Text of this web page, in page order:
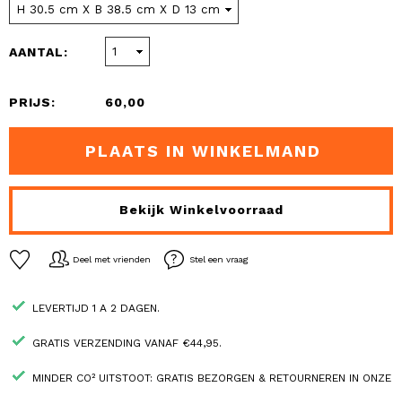
AANTAL:
PRIJS: 60,00
PLAATS IN WINKELMAND
Bekijk Winkelvoorraad
Deel met vrienden Stel een vraag
LEVERTIJD 1 A 2 DAGEN.
GRATIS VERZENDING VANAF €44,95.
MINDER CO² UITSTOOT: GRATIS BEZORGEN & RETOURNEREN IN ONZE